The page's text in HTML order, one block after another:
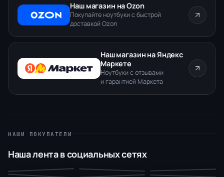
Наш магазин на Ozon
Покупайте ноутбуки с быстрой
доставкой Ozon
Наш магазин на Яндекс
Маркете
Ноутбуки с отзывами
и гарантией Маркета
НАШИ ПОКУПАТЕЛИ
Наша лента в социальных сетях